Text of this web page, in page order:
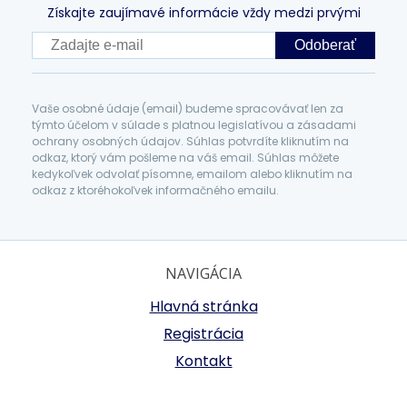
Získajte zaujímavé informácie vždy medzi prvými
Odoberať
Vaše osobné údaje (email) budeme spracovávať len za
týmto účelom v súlade s platnou legislatívou a zásadami
ochrany osobných údajov. Súhlas potvrdíte kliknutím na
odkaz, ktorý vám pošleme na váš email. Súhlas môžete
kedykoľvek odvolať písomne, emailom alebo kliknutím na
odkaz z ktoréhokoľvek informačného emailu.
NAVIGÁCIA
Hlavná stránka
Registrácia
Kontakt